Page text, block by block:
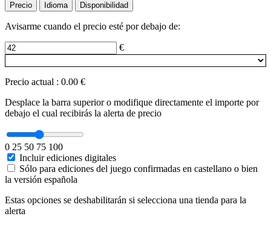
Precio Idioma Disponibilidad
Avisarme cuando el precio esté por debajo de:
€
Precio actual : 0.00 €
Desplace la barra superior o modifique directamente el importe por
debajo el cual recibirás la alerta de precio
0 25 50 75 100
Incluir ediciones digitales
Sólo para ediciones del juego confirmadas en castellano o bien
la versión española
Estas opciones se deshabilitarán si selecciona una tienda para la
alerta